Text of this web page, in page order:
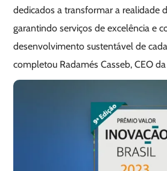
dedicados a transformar a realidade
garantindo serviços de excelência e
desenvolvimento sustentável de
completou Radamés Casseb, CEO